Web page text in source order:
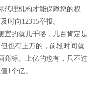
理机构才能保障您的权
时向12315举报。
的就几千咯，几百肯定是
也有上万的，前段时间就
商标。上亿的也有，只不过
1个亿。